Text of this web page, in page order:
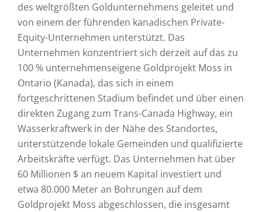
des weltgrößten Goldunternehmens geleitet und
von einem der führenden kanadischen Private-
Equity-Unternehmen unterstützt. Das
Unternehmen konzentriert sich derzeit auf das zu
100 % unternehmenseigene Goldprojekt Moss in
Ontario (Kanada), das sich in einem
fortgeschrittenen Stadium befindet und über einen
direkten Zugang zum Trans-Canada Highway, ein
Wasserkraftwerk in der Nähe des Standortes,
unterstützende lokale Gemeinden und qualifizierte
Arbeitskräfte verfügt. Das Unternehmen hat über
60 Millionen $ an neuem Kapital investiert und
etwa 80.000 Meter an Bohrungen auf dem
Goldprojekt Moss abgeschlossen, die insgesamt